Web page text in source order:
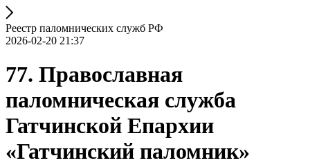
Реестр паломнических служб РФ
2026-02-20 21:37
77. Православная
паломническая служба
Гатчинской Епархии
«Гатчинский паломник»